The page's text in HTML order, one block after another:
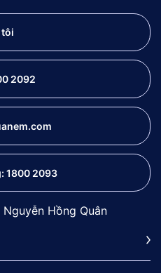
2092
1800 2093
Hồng Quân